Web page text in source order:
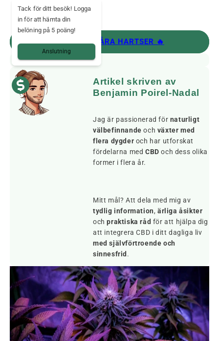
UPPTÄCK VÅRA HARTSER 🔥
Artikel skriven av
Benjamin Poirel-Nadal
Jag är passionerad för naturligt
välbefinnande och växter med
flera dygder och har utforskat
fördelarna med CBD och dess olika
former i flera år.
Mitt mål? Att dela med mig av
tydlig information,ärliga åsikter
ochpraktiska råd för att hjälpa dig
att integrera CBD i ditt dagliga liv
med självförtroende och
sinnesfrid .
Tack för ditt besök! Logga
in för att hämta din
belöning på 5 poäng!
Anslutning